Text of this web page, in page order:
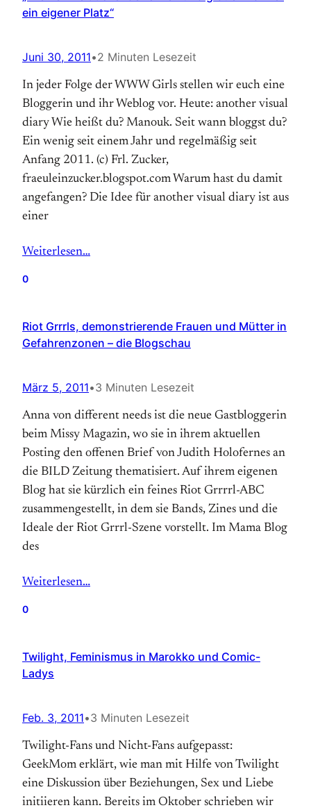
ein eigener Platz“
Juni 30, 2011•2 Minuten Lesezeit
In jeder Folge der WWW Girls stellen wir euch eine
Bloggerin und ihr Weblog vor. Heute: another visual
diary Wie heißt du? Manouk. Seit wann bloggst du?
Ein wenig seit einem Jahr und regelmäßig seit
Anfang 2011. (c) Frl. Zucker,
fraeuleinzucker.blogspot.com Warum hast du damit
angefangen? Die Idee für another visual diary ist aus
einer
Weiterlesen…
0
Riot Grrrls, demonstrierende Frauen und Mütter in
Gefahrenzonen – die Blogschau
März 5, 2011•3 Minuten Lesezeit
Anna von different needs ist die neue Gastbloggerin
beim Missy Magazin, wo sie in ihrem aktuellen
Posting den offenen Brief von Judith Holofernes an
die BILD Zeitung thematisiert. Auf ihrem eigenen
Blog hat sie kürzlich ein feines Riot Grrrrl-ABC
zusammengestellt, in dem sie Bands, Zines und die
Ideale der Riot Grrrl-Szene vorstellt. Im Mama Blog
des
Weiterlesen…
0
Twilight, Feminismus in Marokko und Comic-
Ladys
Feb. 3, 2011•3 Minuten Lesezeit
Twilight-Fans und Nicht-Fans aufgepasst:
GeekMom erklärt, wie man mit Hilfe von Twilight
eine Diskussion über Beziehungen, Sex und Liebe
initiieren kann. Bereits im Oktober schrieben wir